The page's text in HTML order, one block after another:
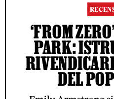
‘FROM
PARK:
DEL